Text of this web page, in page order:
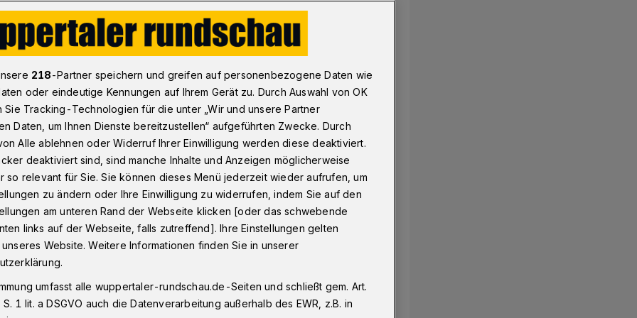
füllen Trinkflaschen kostenlos auf
an drei Stellen
Stadtwerke (WSW) beteiligen sich an
Deutschland“. An drei Standorten gibt
kostenlos mit Trinkwasser
218-Partner speichern und greifen auf personenbezogene Daten wie
oder eindeutige Kennungen auf Ihrem Gerät zu. Durch Auswahl von OK
Sie Tracking-Technologien für die unter „Wir und unsere Partner
Daten, um Ihnen Dienste bereitzustellen“ aufgeführten Zwecke. Durch
Alle ablehnen oder Widerruf Ihrer Einwilligung werden diese deaktiviert.
deaktiviert sind, sind manche Inhalte und Anzeigen möglicherweise
so relevant für Sie. Sie können dieses Menü jederzeit wieder aufrufen, um
zu ändern oder Ihre Einwilligung zu widerrufen, indem Sie auf den
am unteren Rand der Webseite klicken [oder das schwebende
links auf der Webseite, falls zutreffend]. Ihre Einstellungen gelten
Website. Weitere Informationen finden Sie in unserer
umfasst alle wuppertaler-rundschau.de-Seiten und schließt gem. Art.
1 lit. a DSGVO auch die Datenverarbeitung außerhalb des EWR, z.B. in